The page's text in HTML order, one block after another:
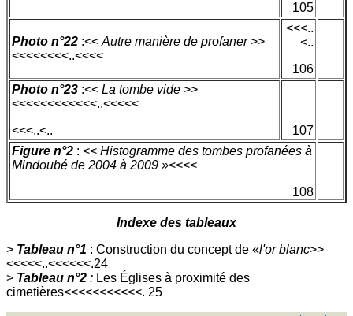
105
Photo n°22 :<< Autre manière de profaner>>
<<<<<<<<..<<<<
<<<..
<..
106
Photo n°23 :<< La tombe vide >>
<<<<<<<<<<<<..<<<<<
<<<..<..
107
Figure n°2 : << Histogramme des tombes profanées à
Mindoubé de 2004 à 2009 »<<<<
108
Indexe des tableaux
> Tableau n°1 : Construction du concept de «l'or blanc>>
<<<<<..<<<<<<.24
> Tableau n°2 : Les Églises à proximité des
cimetières<<<<<<<<<<<. 25